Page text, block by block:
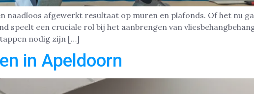
naadloos afgewerkt resultaat op muren en plafonds. Of het nu
een cruciale rol bij het aanbrengen van
nodig zijn […]
in Apeldoorn